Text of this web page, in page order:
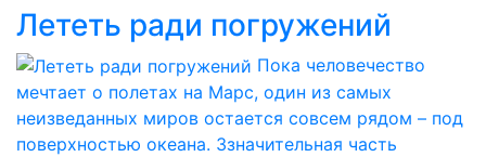
Лететь ради погружений
Пока человечество
мечтает о полетах на Марс, один из самых
неизведанных миров остается совсем рядом – под
поверхностью океана. Ззначительная часть